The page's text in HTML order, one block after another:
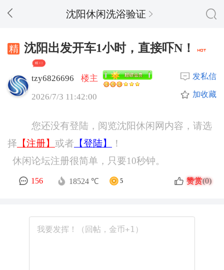
沈阳休闲洗浴验证
沈阳出发开车1小时，直接吓N！
精 + 3
tzy6826696
楼主
2026/7/3 11:42:00
发私信
加收藏
您还没有登陆，阅览沈阳休闲网内容，请选
择 【注册】 或者 【登陆】
！
休闲论坛注册很简单，只要10秒钟。
156 18524 ℃ 5 赞赏(0)